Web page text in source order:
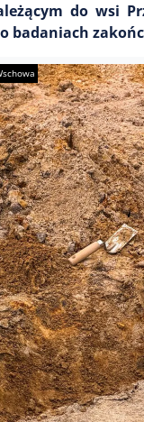
do wsi